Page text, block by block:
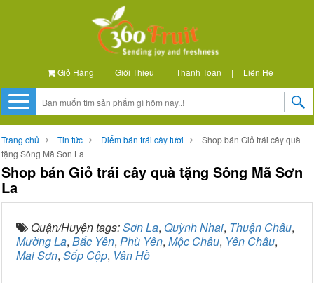
Giỏ Hàng | Giới Thiệu | Thanh Toán | Liên Hệ
Trang chủ Tin tức Điểm bán trái cây tươi
Shop bán Giỏ trái cây quà
tặng Sông Mã Sơn La
Shop bán Giỏ trái cây quà tặng Sông Mã Sơn
La
Quận/Huyện tags:Sơn La, Quỳnh Nhai, Thuận Châu,
Mường La, Bắc Yên, Phù Yên, Mộc Châu, Yên Châu,
Mai Sơn, Sốp Cộp, Vân Hồ